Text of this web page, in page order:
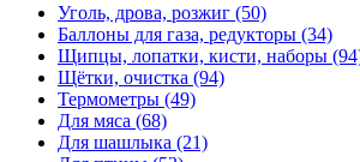
Уголь, дрова, розжиг (50)
Баллоны для газа, редукторы (34)
Щипцы, лопатки, кисти, наборы
Щётки, очистка (94)
Термометры (49)
Для мяса (68)
Для шашлыка (21)